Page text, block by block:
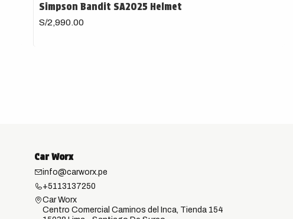
Simpson Bandit SA2025 Helmet
S/2,990.00
Car Worx
info@carworx.pe
+5113137250
Car Worx
Centro Comercial Caminos del Inca, Tienda 154